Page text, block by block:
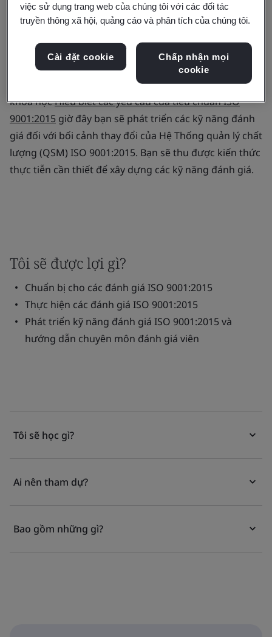
Khóa học này sẽ giúp bạn ở vị trí hàng đầu trong chiến
lược QMS. Tham dự khóa học bạn sẽ chuyển được các
kỹ năng đánh giá viên hiện có sang tiêu chuẩn ISO
9001:2015.
Bằng việc phát triển kiến thức thu hoạch được qua
khóa họcHiểu biết các yêu cầu của tiêu chuẩn ISO
9001:2015 giờ đây bạn sẽ phát triển các kỹ năng đánh
giá đối với bối cảnh thay đổi của Hệ Thống quản lý chất
lượng (QSM) ISO 9001:2015. Bạn sẽ thu được kiến thức
thực tiễn cần thiết để xây dựng các kỹ năng đánh giá.
Tôi sẽ được lợi gì?
Chuẩn bị cho các đánh giá ISO 9001:2015
Thực hiện các đánh giá ISO 9001:2015
Phát triển kỹ năng đánh giá ISO 9001:2015 và
hướng dẫn chuyên môn đánh giá viên
Tôi sẽ học gì?
Ai nên tham dự?
Bao gồm những gì?
việc sử dụng trang web của chúng tôi với các đối tác
truyền thông xã hội, quảng cáo và phân tích của chúng tôi.
Cài đặt cookie
Chấp nhận mọi
cookie